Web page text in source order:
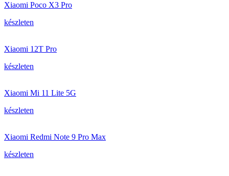
Xiaomi Poco X3 Pro
készleten
Xiaomi 12T Pro
készleten
Xiaomi Mi 11 Lite 5G
készleten
Xiaomi Redmi Note 9 Pro Max
készleten